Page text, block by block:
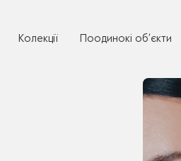
Колекції Поодинокі об’єкти